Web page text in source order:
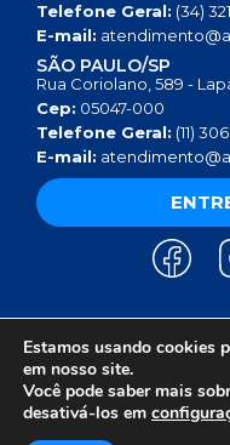
Telefone Geral: (34)
E-mail:
SÃO PAULO/SP
Rua Coriolano, 589 -
Cep: 05047-000
Telefone Geral: (11)
E-mail:
AVISO DE PRIVACIDADE
COPYRIGHT 2025 ©
Estamos usando cookies
em nosso site.
Você pode saber mais
desativá-los em